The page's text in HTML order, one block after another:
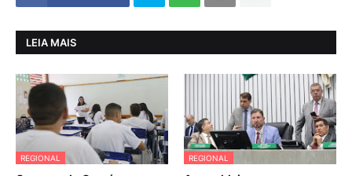
LEIA MAIS
REGIONAL REGIONAL